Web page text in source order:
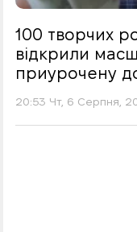
100 творчих
відкрили
приурочену
20:53 Чт, 6 Серпня,